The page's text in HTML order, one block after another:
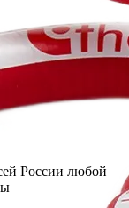
России любой